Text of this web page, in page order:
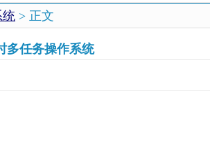
统 > 正文
多任务操作系统